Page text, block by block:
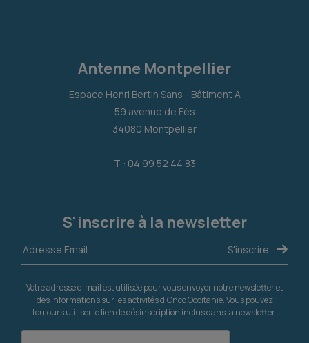
Antenne Montpellier
Espace Henri Bertin Sans - Bâtiment A
59 avenue de Fès
34080 Montpellier
T : 04 99 52 44 83
S'inscrire à la newsletter
Votre adresse e-mail est utilisée pour vous envoyer notre newsletter et
des informations sur les activités d'Onco Occitanie. Vous pouvez
toujours utiliser le lien de désinscription inclus dans la newsletter.